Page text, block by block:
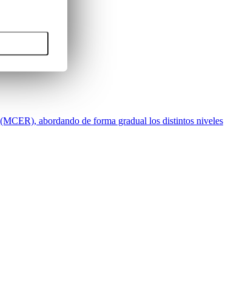
abordando de forma gradual los distintos niveles